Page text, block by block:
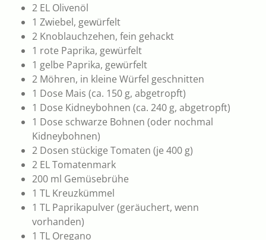
2 EL Olivenöl
1 Zwiebel, gewürfelt
2 Knoblauchzehen, fein gehackt
1 rote Paprika, gewürfelt
1 gelbe Paprika, gewürfelt
2 Möhren, in kleine Würfel geschnitten
1 Dose Mais (ca. 150 g, abgetropft)
1 Dose Kidneybohnen (ca. 240 g, abgetropft)
1 Dose schwarze Bohnen (oder nochmal
Kidneybohnen)
2 Dosen stückige Tomaten (je 400 g)
2 EL Tomatenmark
200 ml Gemüsebrühe
1 TL Kreuzkümmel
1 TL Paprikapulver (geräuchert, wenn
vorhanden)
1 TL Oregano